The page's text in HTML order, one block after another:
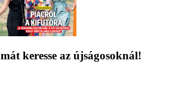
keresse az újságosoknál!